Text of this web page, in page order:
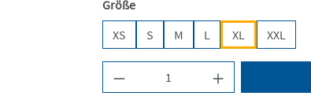
Größeauswählen
XS
S M L XL XXL
Produkt Anzahl: Gib den